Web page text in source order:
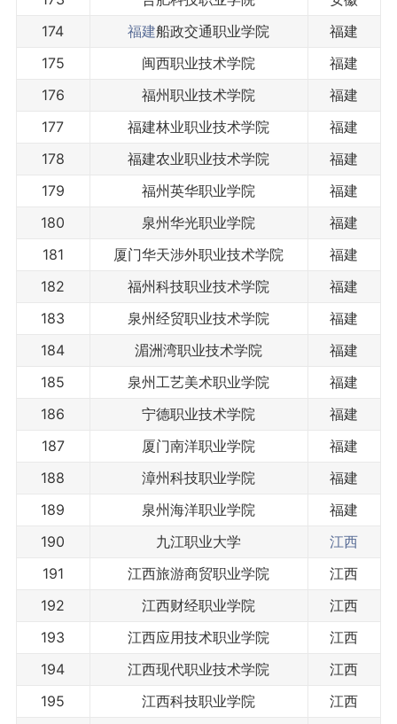
174
福建船政交通职业学院
福建
175
闽西职业技术学院
福建
176
福州职业技术学院
福建
177
福建林业职业技术学院
福建
178
福建农业职业技术学院
福建
179
福州英华职业学院
福建
180
泉州华光职业学院
福建
181
厦门华天涉外职业技术学院
福建
182
福州科技职业技术学院
福建
183
泉州经贸职业技术学院
福建
184
湄洲湾职业技术学院
福建
185
泉州工艺美术职业学院
福建
186
宁德职业技术学院
福建
187
厦门南洋职业学院
福建
188
漳州科技职业学院
福建
189
泉州海洋职业学院
福建
190
九江职业大学
江西
191
江西旅游商贸职业学院
江西
192
江西财经职业学院
江西
193
江西应用技术职业学院
江西
194
江西现代职业技术学院
江西
195
江西科技职业学院
江西